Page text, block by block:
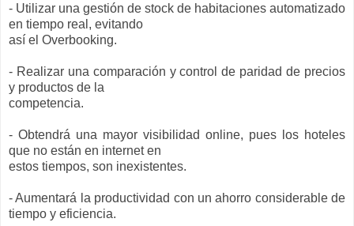
- Utilizar una gestión de stock de habitaciones automatizado
en tiempo real, evitando
así el Overbooking.
- Realizar una comparación y control de paridad de precios
y productos de la
competencia.
- Obtendrá una mayor visibilidad online, pues los hoteles
que no están en internet en
estos tiempos, son inexistentes.
- Aumentará la productividad con un ahorro considerable de
tiempo y eficiencia.